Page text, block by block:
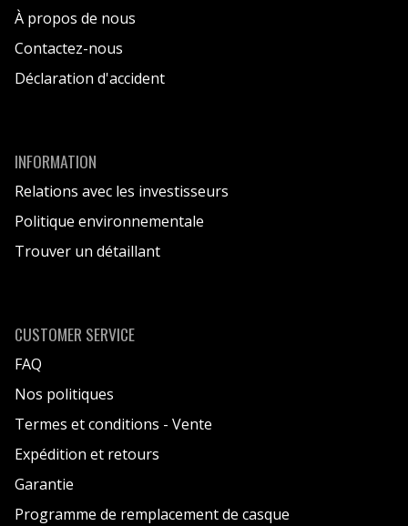
À propos de nous
Contactez-nous
Déclaration d'accident
INFORMATION
Relations avec les investisseurs
Politique environnementale
Trouver un détaillant
CUSTOMER SERVICE
FAQ
Nos politiques
Termes et conditions - Vente
Expédition et retours
Garantie
Programme de remplacement de casque